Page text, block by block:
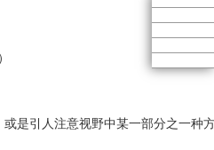
是引人注意视野中某一部分之一种